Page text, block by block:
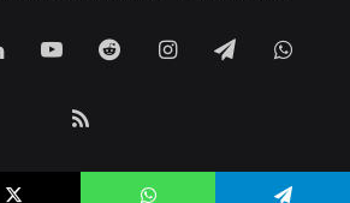
LinkedInYouTubeRedditInstagram
Telegram
RSS